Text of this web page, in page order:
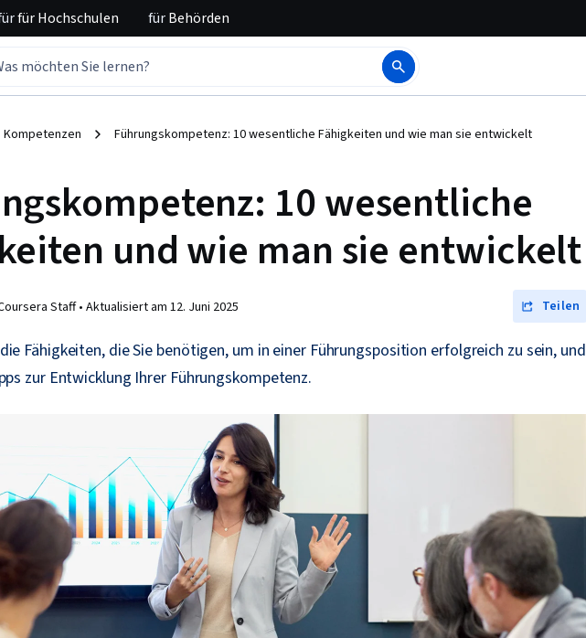
für Hochschulen fürBehörden
Kompetenzen Führungskompetenz: 10 wesentliche Fähigkeiten und wie man sie entwickelt
10 wesentliche
und wie man sie entwickelt
Staff •Aktualisiert am 12. Juni 2025 Teilen
Fähigkeiten, die Sie benötigen, um in einer Führungsposition erfolgreich zu sein, und
zur Entwicklung Ihrer Führungskompetenz.